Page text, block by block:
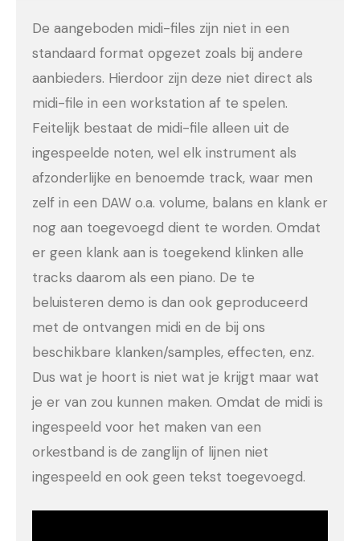
De aangeboden midi-files zijn niet in een
standaard format opgezet zoals bij andere
aanbieders. Hierdoor zijn deze niet direct als
midi-file in een workstation af te spelen.
Feitelijk bestaat de midi-file alleen uit de
ingespeelde noten, wel elk instrument als
afzonderlijke en benoemde track, waar men
zelf in een DAW o.a. volume, balans en klank er
nog aan toegevoegd dient te worden. Omdat
er geen klank aan is toegekend klinken alle
tracks daarom als een piano. De te
beluisteren demo is dan ook geproduceerd
met de ontvangen midi en de bij ons
beschikbare klanken/samples, effecten, enz.
Dus wat je hoort is niet wat je krijgt maar wat
je er van zou kunnen maken. Omdat de midi is
ingespeeld voor het maken van een
orkestband is de zanglijn of lijnen niet
ingespeeld en ook geen tekst toegevoegd.